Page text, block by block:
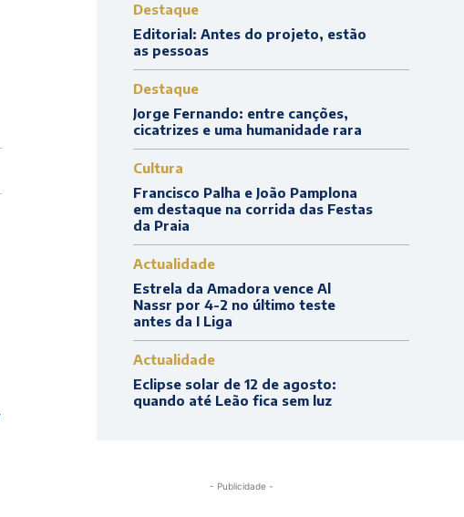
Destaque
Editorial: Antes do projeto, estão
as pessoas
Destaque
Jorge Fernando: entre canções,
cicatrizes e uma humanidade rara
Cultura
Francisco Palha e João Pamplona
em destaque na corrida das Festas
da Praia
Actualidade
Estrela da Amadora vence Al
Nassr por 4-2 no último teste
antes da I Liga
Actualidade
Eclipse solar de 12 de agosto:
quando até Leão fica sem luz
- Publicidade -